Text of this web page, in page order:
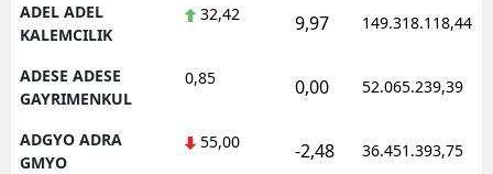
ADEL ADEL
KALEMCILIK
32,42 9,97 149.318.118,44
ADESE ADESE
GAYRIMENKUL
0,85 0,00 52.065.239,39
ADGYO ADRA
GMYO
55,00 -2,48 36.451.393,75